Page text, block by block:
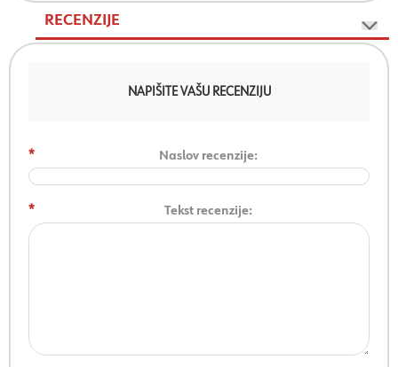
RECENZIJE
NAPIŠITE VAŠU RECENZIJU
Naslov recenzije:
*
Tekst recenzije:
*